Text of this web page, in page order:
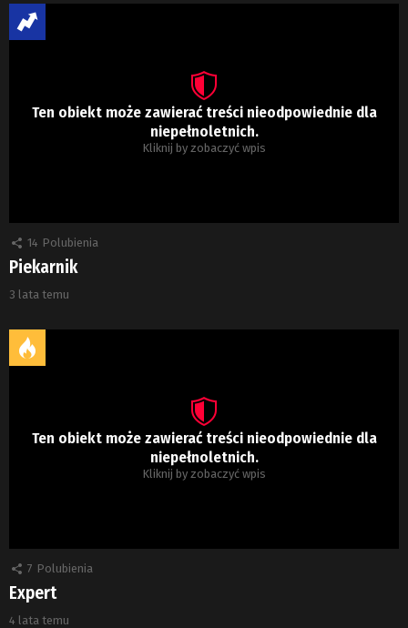
Ten obiekt może zawierać treści nieodpowiednie dla
niepełnoletnich.
Kliknij by zobaczyć wpis
14 Polubienia
Piekarnik
3 lata temu
Ten obiekt może zawierać treści nieodpowiednie dla
niepełnoletnich.
Kliknij by zobaczyć wpis
7 Polubienia
Expert
4 lata temu